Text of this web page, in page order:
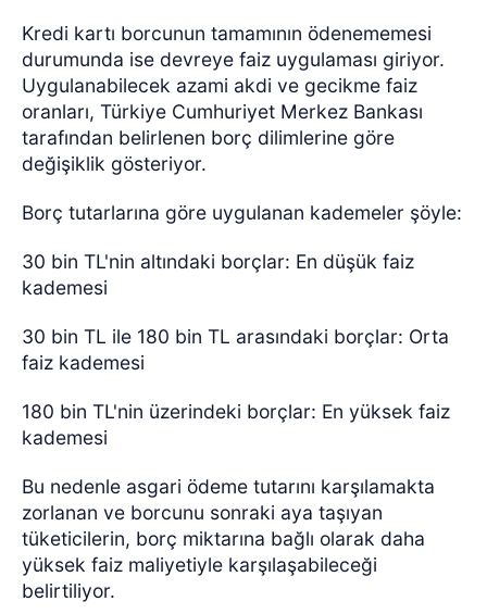
Kredi kartı borcunun tamamının ödenememesi
durumunda ise devreye faiz uygulaması giriyor.
Uygulanabilecek azami akdi ve gecikme faiz
oranları, Türkiye Cumhuriyet Merkez Bankası
tarafından belirlenen borç dilimlerine göre
değişiklik gösteriyor.
Borç tutarlarına göre uygulanan kademeler şöyle:
30 bin TL'nin altındaki borçlar: En düşük faiz
kademesi
30 bin TL ile 180 bin TL arasındaki borçlar: Orta
faiz kademesi
180 bin TL'nin üzerindeki borçlar: En yüksek faiz
kademesi
Bu nedenle asgari ödeme tutarını karşılamakta
zorlanan ve borcunu sonraki aya taşıyan
tüketicilerin, borç miktarına bağlı olarak daha
yüksek faiz maliyetiyle karşılaşabileceği
belirtiliyor.